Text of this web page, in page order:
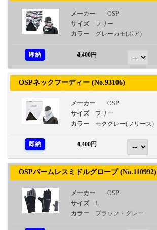
メーカー
OSP
サイズ
フリー
カラー
グレーカモ(ボア)
即納 4,400円
OSPネックフーディー (No.93106)
メーカー
OSP
サイズ
フリー
カラー
モクグレー(フリース)
即納 4,400円
OSPパームレスミドルグローブ (No.110992)
メーカー
OSP
サイズ
L
カラー
ブラック・グレー